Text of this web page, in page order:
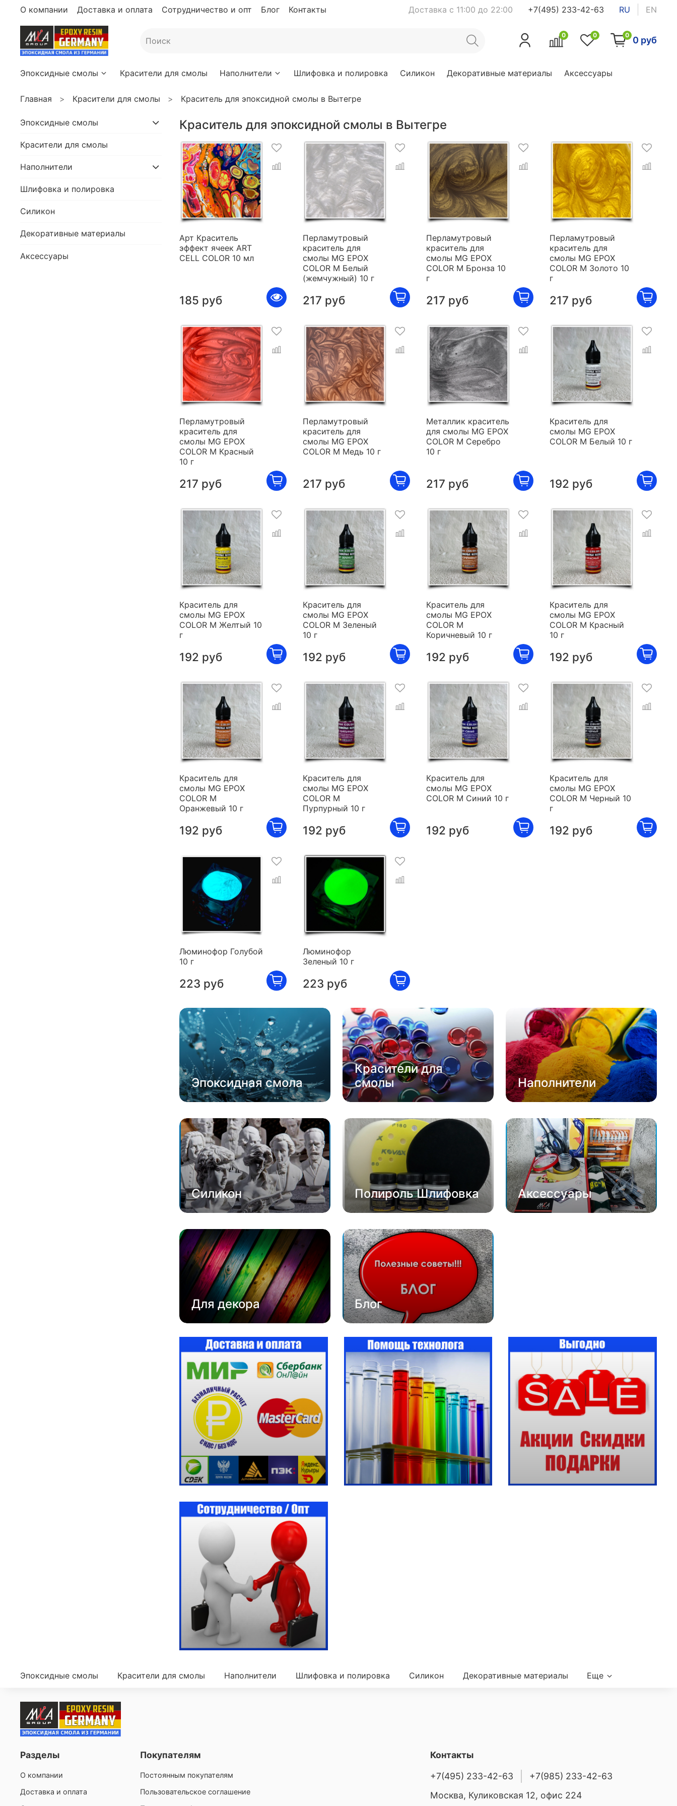
О компании Доставка и оплата Сотрудничество и опт Блог Контакты Доставка с 11:00 до 22:00 +7(495) 233-42-63 RU EN
0 0 0 0 руб
Эпоксидные смолы Красители для смолы Наполнители Шлифовка и полировка Силикон Декоративные материалы Аксессуары
Главная Красители для смолы Краситель для эпоксидной смолы в Вытегре
Краситель для эпоксидной смолы в Вытегре
Арт Краситель
эффект ячеек ART
CELL COLOR 10 мл
185 руб
Перламутровый
краситель для
смолы MG EPOX
COLOR M Белый
(жемчужный) 10 г
217 руб
Перламутровый
краситель для
смолы MG EPOX
COLOR M Бронза 10
г
217 руб
Перламутровый
краситель для
смолы MG EPOX
COLOR M Золото 10
г
217 руб
Перламутровый
краситель для
смолы MG EPOX
COLOR M Красный
10 г
217 руб
Перламутровый
краситель для
смолы MG EPOX
COLOR M Медь 10 г
217 руб
Металлик краситель
для смолы MG EPOX
COLOR M Серебро
10 г
217 руб
Краситель для
смолы MG EPOX
COLOR M Белый 10 г
192 руб
Краситель для
смолы MG EPOX
COLOR M Желтый 10
г
192 руб
Краситель для
смолы MG EPOX
COLOR M Зеленый
10 г
192 руб
Краситель для
смолы MG EPOX
COLOR M
Коричневый 10 г
192 руб
Краситель для
смолы MG EPOX
COLOR M Красный
10 г
192 руб
Краситель для
смолы MG EPOX
COLOR M
Оранжевый 10 г
192 руб
Краситель для
смолы MG EPOX
COLOR M
Пурпурный 10 г
192 руб
Краситель для
смолы MG EPOX
COLOR M Синий 10 г
192 руб
Краситель для
смолы MG EPOX
COLOR M Черный 10
г
192 руб
Люминофор Голубой
10 г
223 руб
Люминофор
Зеленый 10 г
223 руб
Эпоксидная смола
Красители для
смолы
Наполнители
Силикон Полироль Шлифовка Аксессуары
Для декора Блог
Эпоксидные смолы
Красители для смолы
Наполнители
Шлифовка и полировка
Силикон
Декоративные материалы
Аксессуары
Эпоксидные смолы Красители для смолы Наполнители Шлифовка и полировка Силикон Декоративные материалы Еще
Разделы
О компании
Доставка и оплата
Покупателям
Постоянным покупателям
Пользовательское соглашение
Контакты
+7(495) 233-42-63
+7(985) 233-42-63
Москва, Куликовская 12, офис 224